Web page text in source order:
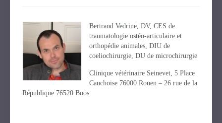
Bertrand Vedrine, DV, CES de
traumatologie ostéo-articulaire et
orthopédie animales, DIU de
coeliochirurgie, DU de microchirurgie
Clinique vétérinaire Seinevet, 5 Place
Cauchoise 76000 Rouen – 26 rue de la
République 76520 Boos